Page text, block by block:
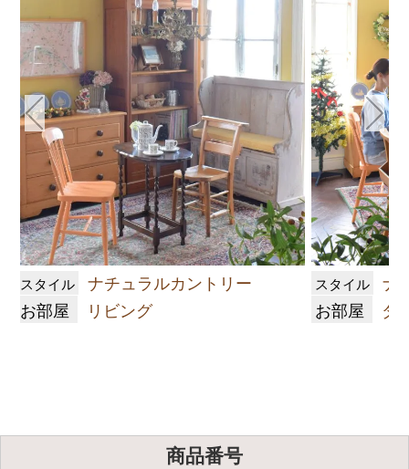
スタイル
ナチュラルカントリー
お部屋
リビング
スタイル
ナ
お部屋
ダ
商品番号